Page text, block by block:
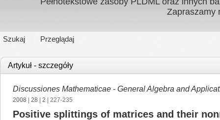
Zapraszamy
Szukaj Przeglądaj
Artykuł - szczegóły
Discussiones Mathematicae - General Algebra and
2008 28 2 | 227-235
Positive splittings of matrices and their